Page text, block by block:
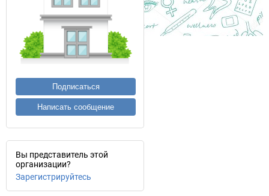
Подписаться
Написать сообщение
Вы представитель этой
организации?
Зарегистрируйтесь